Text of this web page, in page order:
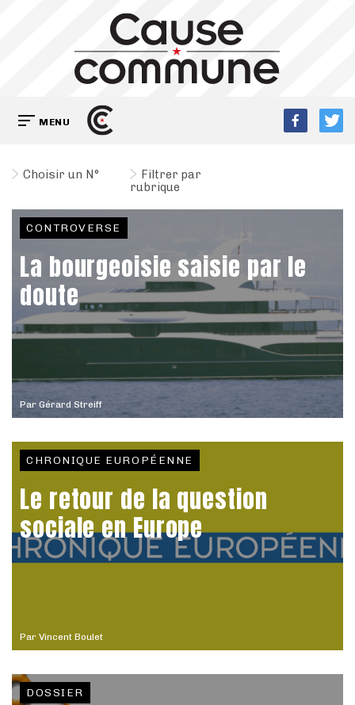
MENU
Choisir un N°
Filtrer par
rubrique
Par Gérard Streiff
CONTROVERSE
La bourgeoisie saisie par le
doute
Par Vincent Boulet
CHRONIQUE EUROPÉENNE
Le retour de la question
sociale en Europe
DOSSIER